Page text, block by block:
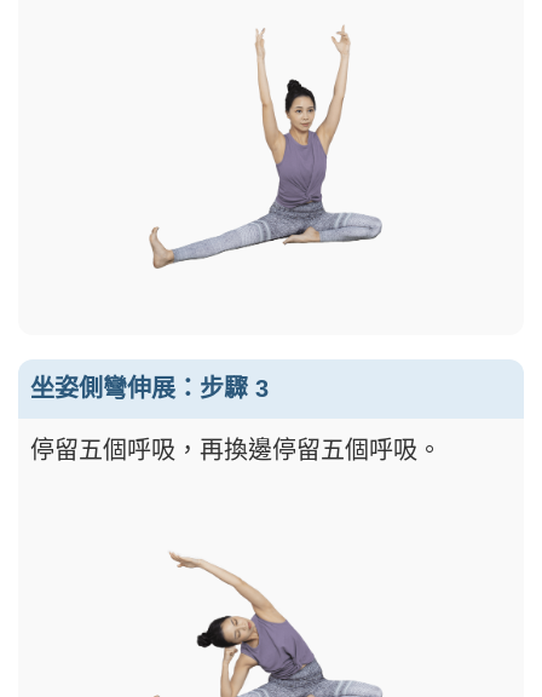
坐姿側彎伸展：步驟 3
停留五個呼吸，再換邊停留五個呼吸。